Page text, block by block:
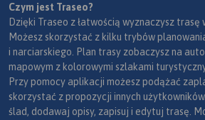
Czym jest Traseo?
Dzięki Traseo z łatwością wyznaczysz trasę
Możesz skorzystać z kilku trybów
i narciarskiego. Plan trasy zobaczysz na
mapowym z kolorowymi szlakami
Przy pomocy aplikacji możesz podążać
skorzystać z propozycji innych
ślad, dodawaj opisy, zapisuj i edytuj trasę.